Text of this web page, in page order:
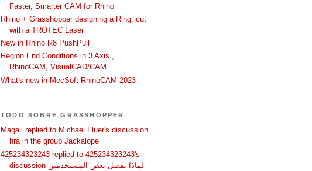
Faster, Smarter CAM for Rhino
Rhino + Grasshopper designing a Ring, cut
with a TROTEC Laser
New in Rhino R8 PushPull
Region End Conditions in 3 Axis ,
RhinoCAM, VisualCAD/CAM
What's new in MecSoft RhinoCAM 2023
TODO SOBRE GRASSHOPPER
Magali replied to Michael Fluer's discussion
hra in the group Jackalope
425234323243 replied to 425234323243's
discussion لماذا يفضل بعض المستخدمين